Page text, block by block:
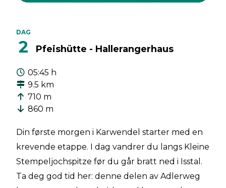
DAG
2 Pfeishütte - Hallerangerhaus
05:45 h
9.5 km
710 m
860 m
Din første morgen i Karwendel starter med en
krevende etappe. I dag vandrer du langs Kleine
Stempeljochspitze før du går bratt ned i Isstal.
Ta deg god tid her: denne delen av Adlerweg